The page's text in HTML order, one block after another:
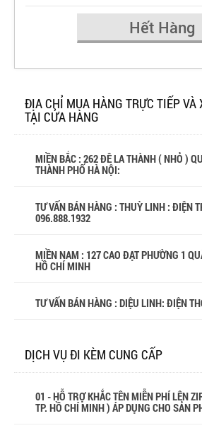
Hết Hàng
ĐỊA CHỈ MUA HÀNG TRỰC TIẾP VÀ
TẠI CỬA HÀNG
MIỀN BẮC : 262 ĐÊ LA THÀNH ( NHỎ )
THÀNH PHỐ HÀ NỘI:
TƯ VẤN BÁN HÀNG : THUỲ LINH : ĐIỆN
096.888.1932
MIỀN NAM : 127 CAO ĐẠT PHƯỜNG 1
HỒ CHÍ MINH
TƯ VẤN BÁN HÀNG : DIỆU LINH: ĐIỆN
DỊCH VỤ ĐI KÈM CUNG CẤP
01 - HỖ TRỢ KHẮC TÊN MIỄN PHÍ LÊN
TP. HỒ CHÍ MINH ) ÁP DỤNG CHO SẢN